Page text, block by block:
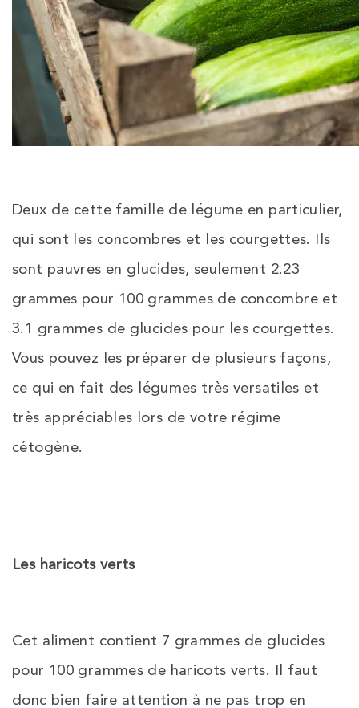
Deux de cette famille de légume en particulier,
qui sont les concombres et les courgettes. Ils
sont pauvres en glucides, seulement 2.23
grammes pour 100 grammes de concombre et
3.1 grammes de glucides pour les courgettes.
Vous pouvez les préparer de plusieurs façons,
ce qui en fait des légumes très versatiles et
très appréciables lors de votre régime
cétogène.
Les haricots verts
Cet aliment contient 7 grammes de glucides
pour 100 grammes de haricots verts. Il faut
donc bien faire attention à ne pas trop en